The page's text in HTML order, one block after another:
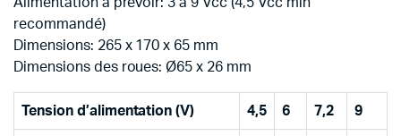
Alimentation à prévoir: 3 à 9 Vcc (4,5 Vcc min
recommandé)
Dimensions: 265 x 170 x 65 mm
Dimensions des roues: Ø65 x 26 mm
Tension d’alimentation (V) 4,5 6 7,2 9